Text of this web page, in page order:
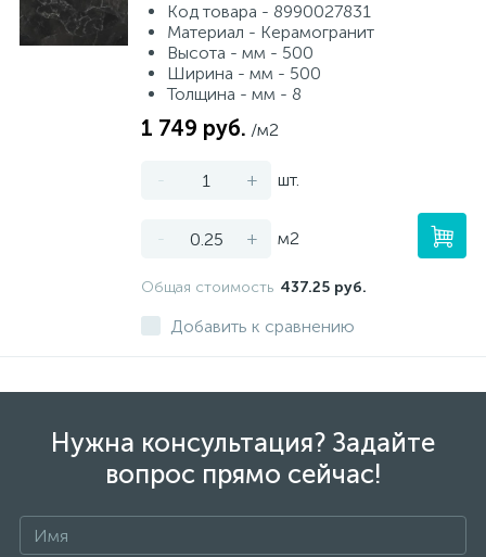
Код товара - 8990027831
Материал - Керамогранит
Высота - мм - 500
Ширина - мм - 500
Толщина - мм - 8
1 749 руб. /м2
- + шт.
- + м2
Общая стоимость 437.25 руб.
Добавить к сравнению
Нужна консультация? Задайте
вопрос прямо сейчас!